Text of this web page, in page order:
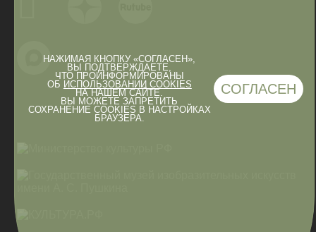
НАЖИМАЯ КНОПКУ «СОГЛАСЕН»,
ВЫ ПОДТВЕРЖДАЕТЕ,
ЧТО ПРОИНФОРМИРОВАНЫ
ОБ ИСПОЛЬЗОВАНИИ COOKIES
НА НАШЕМ САЙТЕ.
ВЫ МОЖЕТЕ ЗАПРЕТИТЬ
СОХРАНЕНИЕ COOKIES В НАСТРОЙКАХ
БРАУЗЕРА.
СОГЛАСЕН